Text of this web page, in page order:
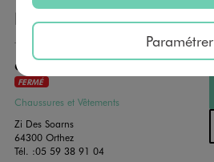
NOS AUTRES MAGASINS
GEMO ORTHEZ
FERMÉ
Chaussures et Vêtements
Zi Des Soarns
64300 Orthez
Tél. :05 59 38 91 04
Paramétrer